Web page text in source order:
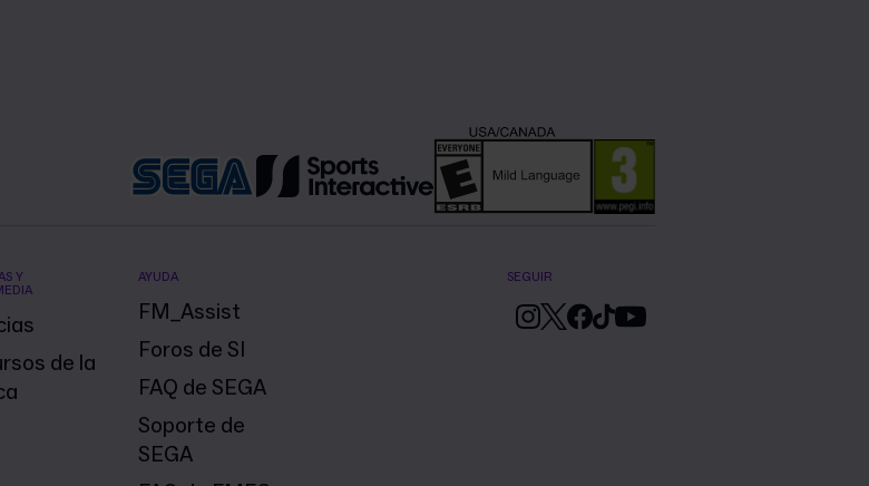
Y
de la
AYUDA
FM_Assist
Foros de SI
FAQ de SEGA
Soporte de
SEGA
SEGUIR